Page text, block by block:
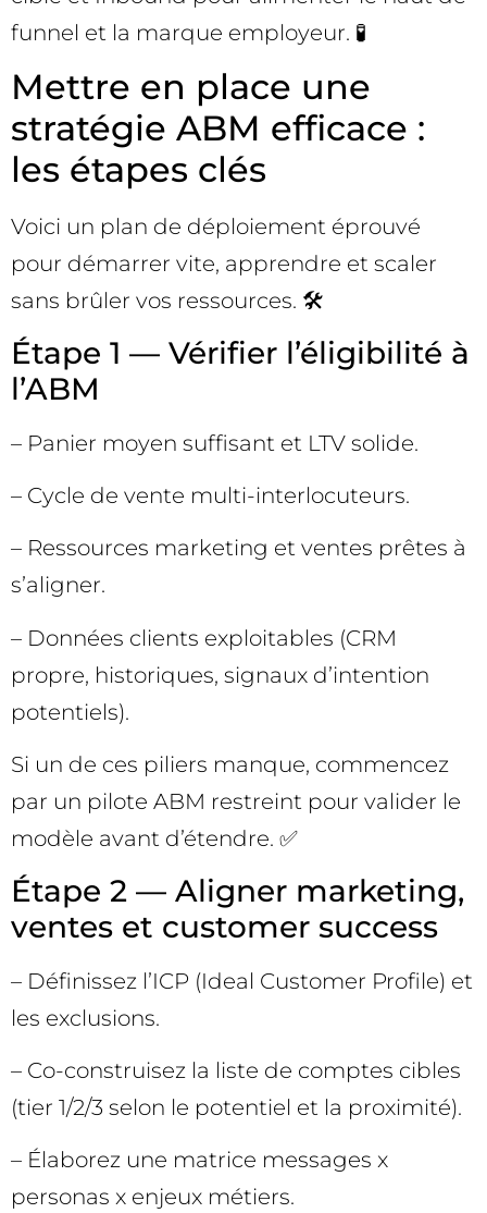
funnel et la marque employeur. 🧪
Mettre en place une
stratégie ABM efficace :
les étapes clés
Voici un plan de déploiement éprouvé
pour démarrer vite, apprendre et scaler
sans brûler vos ressources. 🛠️
Étape 1 — Vérifier l’éligibilité à
l’ABM
– Panier moyen suffisant et LTV solide.
– Cycle de vente multi-interlocuteurs.
– Ressources marketing et ventes prêtes à
s’aligner.
– Données clients exploitables (CRM
propre, historiques, signaux d’intention
potentiels).
Si un de ces piliers manque, commencez
par un pilote ABM restreint pour valider le
modèle avant d’étendre. ✅
Étape 2 — Aligner marketing,
ventes et customer success
– Définissez l’ICP (Ideal Customer Profile) et
les exclusions.
– Co-construisez la liste de comptes cibles
(tier 1/2/3 selon le potentiel et la proximité).
– Élaborez une matrice messages x
personas x enjeux métiers.